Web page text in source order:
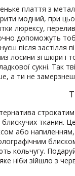
плаття з
модний, при
люрексу,
допоможуть
після застілля
лосини зі шкіри і
сукні. Так
а ти не
блискучих тканин.
або напиленням,
кольчугу.
ніби зійшло з